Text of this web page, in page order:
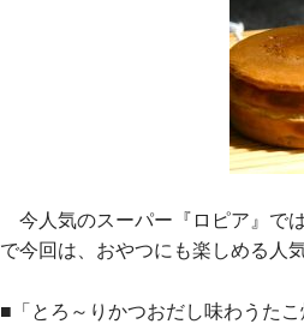
今人気のスーパー『ロピア』で
で今回は、おやつにも楽しめる人
■「とろ～りかつおだし味わうたこ